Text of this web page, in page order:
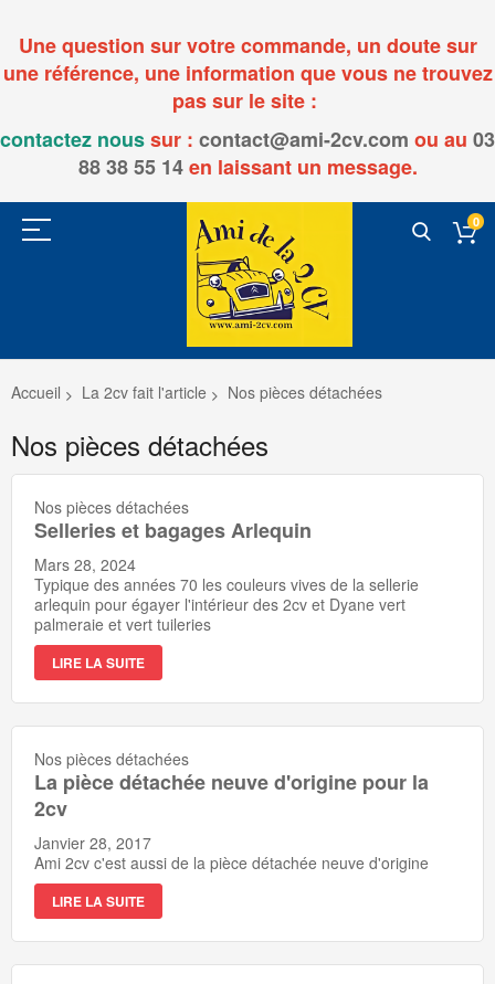
Une question sur votre commande, un doute sur
une référence, une information que vous ne trouvez
pas sur le site :
contactez noussur : contact@ami-2cv.com ou au 03
88 38 55 14en laissant un message.
0
Accueil La 2cv fait l'article Nos pièces détachées
Nos pièces détachées
Nos pièces détachées
Selleries et bagages Arlequin
Mars 28, 2024
Typique des années 70 les couleurs vives de la sellerie
arlequin pour égayer l'intérieur des 2cv et Dyane vert
palmeraie et vert tuileries
LIRE LA SUITE
Nos pièces détachées
La pièce détachée neuve d'origine pour la
2cv
Janvier 28, 2017
Ami 2cv c'est aussi de la pièce détachée neuve d'origine
LIRE LA SUITE